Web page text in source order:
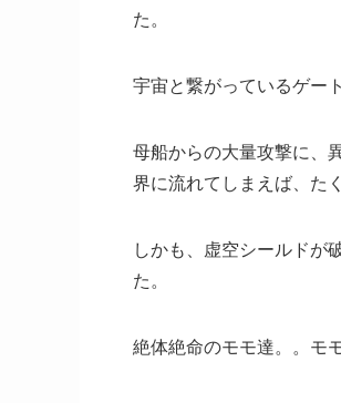
た。
宇宙と繋がっているゲー
母船からの大量攻撃に、
界に流れてしまえば、た
しかも、虚空シールドが
た。
絶体絶命のモモ達。。モ